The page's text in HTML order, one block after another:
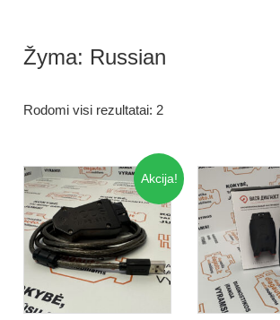
Žyma: Russian
Rodomi visi rezultatai: 2
Akcija!